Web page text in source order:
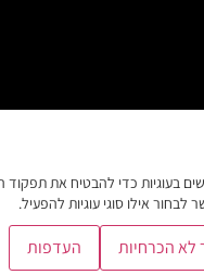
בעוגיות כדי להבטיח את
אילו סוגי עוגיות להפעיל.
לא הכרחיות העדפות